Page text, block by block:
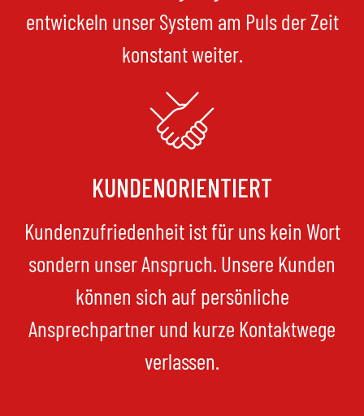
entwickeln unser System am Puls der Zeit
konstant weiter.
KUNDENORIENTIERT
Kundenzufriedenheit ist für uns kein Wort
sondern unser Anspruch. Unsere Kunden
können sich auf persönliche
Ansprechpartner und kurze Kontaktwege
verlassen.